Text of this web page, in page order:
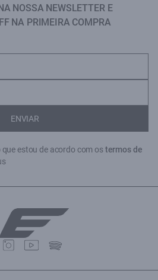
NOSSA NEWSLETTER E
NA PRIMEIRA COMPRA
ENVIAR
estou de acordo com ostermos de